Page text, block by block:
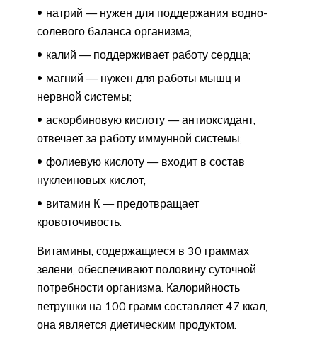
натрий — нужен для поддержания водно-
солевого баланса организма;
калий — поддерживает работу сердца;
магний — нужен для работы мышц и
нервной системы;
аскорбиновую кислоту — антиоксидант,
отвечает за работу иммунной системы;
фолиевую кислоту — входит в состав
нуклеиновых кислот;
витамин К — предотвращает
кровоточивость.
Витамины, содержащиеся в 30 граммах
зелени, обеспечивают половину суточной
потребности организма. Калорийность
петрушки на 100 грамм составляет 47 ккал,
она является диетическим продуктом.